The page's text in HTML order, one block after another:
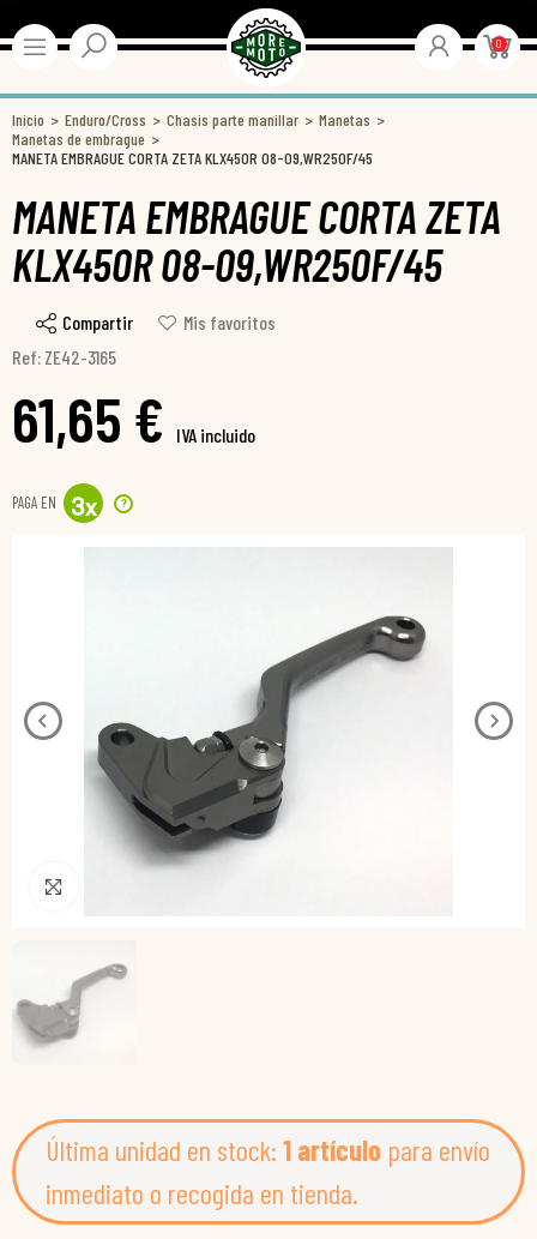
0
Inicio Enduro/Cross Chasis parte manillar
Manetas
Manetas de embrague
MANETA EMBRAGUE CORTA ZETA KLX450R 08-09,WR250F/45
MANETA EMBRAGUE CORTA ZETA
KLX450R 08-09,WR250F/45
Compartir
Mis favoritos
Ref: ZE42-3165
61,65 € IVA incluido
PAGA EN 3x ?
Última unidad en stock: 1 artículo para envío
inmediato o recogida en tienda.